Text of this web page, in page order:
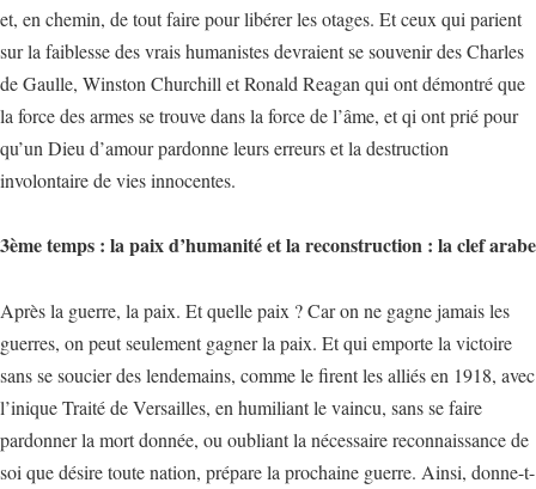
et, en chemin, de tout faire pour libérer les otages. Et ceux qui parient
sur la faiblesse des vrais humanistes devraient se souvenir des Charles
de Gaulle, Winston Churchill et Ronald Reagan qui ont démontré que
la force des armes se trouve dans la force de l’âme, et qi ont prié pour
qu’un Dieu d’amour pardonne leurs erreurs et la destruction
involontaire de vies innocentes.
3ème temps : la paix d’humanité et la reconstruction : la clef arabe
Après la guerre, la paix. Et quelle paix ? Car on ne gagne jamais les
guerres, on peut seulement gagner la paix. Et qui emporte la victoire
sans se soucier des lendemains, comme le firent les alliés en 1918, avec
l’inique Traité de Versailles, en humiliant le vaincu, sans se faire
pardonner la mort donnée, ou oubliant la nécessaire reconnaissance de
soi que désire toute nation, prépare la prochaine guerre. Ainsi, donne-t-